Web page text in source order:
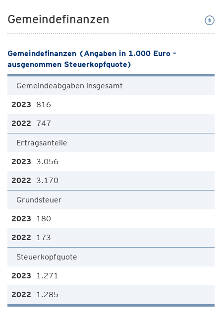
Gemeindefinanzen
Gemeindefinanzen (Angaben in 1.000 Euro -
ausgenommen Steuerkopfquote)
Gemeindeabgaben insgesamt
816
747
Ertragsanteile
3.056
3.170
Grundsteuer
180
173
Steuerkopfquote
1.271
1.285